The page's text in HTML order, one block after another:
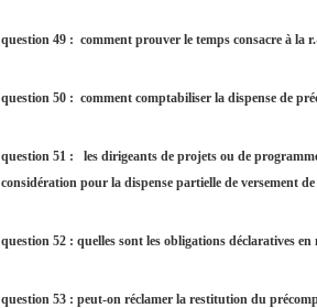
question 49 : comment prouver le temps consacre à la
question 50 : comment comptabiliser la dispense de
question 51 :
les dirigeants de projets ou de
considération pour la dispense partielle de versement
question 52 : quelles sont les obligations déclaratives
question 53 : peut-on réclamer la restitution du